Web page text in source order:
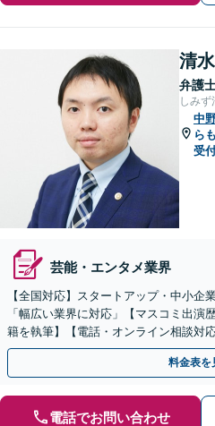
清
弁護
しみず
中
ら
受
芸能・エンタメ業界
【全国対応】スタートアップ・中小企
「幅広い業界に対応」【マスコミ出演
籍を執筆】【電話・オンライン相談対
「労務環境の整備でトラブルを未然に
料金表を
電話でお問い合わせ